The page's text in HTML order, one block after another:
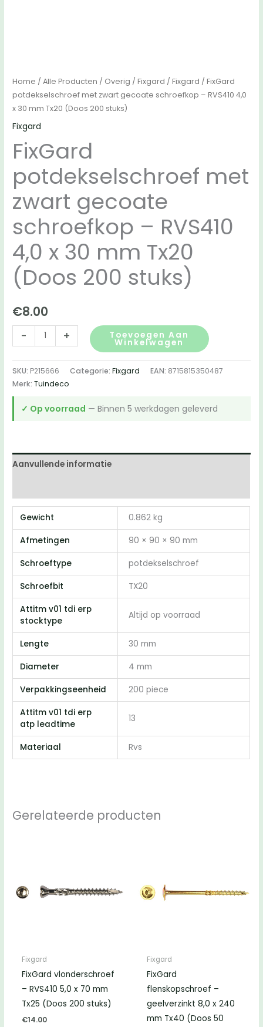
Home /Alle Producten / Overig /Fixgard /Fixgard / FixGard
potdekselschroef met zwart gecoate schroefkop – RVS410 4,0
x 30 mm Tx20 (Doos 200 stuks)
Fixgard
FixGard
potdekselschroef met
zwart gecoate
schroefkop – RVS410
4,0 x 30 mm Tx20
(Doos 200 stuks)
€8.00
-
potdekselschroef
met
zwart
schroefkop
-
x
Tx20
(Doos
200
stuks)
aantal
+ Toevoegen Aan
Winkelwagen
SKU: P215666 Categorie:Fixgard EAN: 8715815350487
Merk:Tuindeco
✓ Op voorraad — Binnen 5 werkdagen geleverd
Aanvullende informatie
Gewicht 0.862 kg
Afmetingen 90 × 90 × 90 mm
Schroeftype potdekselschroef
Schroefbit TX20
Attitm v01 tdi erp
stocktype
Altijd op voorraad
Lengte 30 mm
Diameter 4 mm
Verpakkingseenheid 200 piece
Attitm v01 tdi erp
atp leadtime
13
Materiaal Rvs
Gerelateerde producten
Fixgard
FixGard vlonderschroef
– RVS410 5,0 x 70 mm
Tx25 (Doos 200 stuks)
€14.00
Fixgard
FixGard
flenskopschroef –
geelverzinkt 8,0 x 240
mm Tx40 (Doos 50